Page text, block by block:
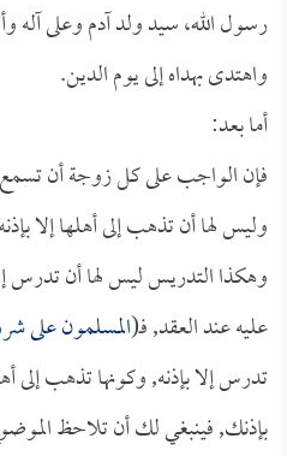
رسول الله، سيد ولد آدم وعلى
واهتدى بهداه إلى يوم الدين.
أما بعد:
فإن الواجب على كل زوجة أن
وليس لها أن تذهب إلى أهلها إلا
وهكذا التدريس ليس لها أن تدرس
عليه عند العقد, فـ(المسلمون على
تدرس إلا بإذنه, وكونها تذهب إلى
بإذنك, فينبغي لك أن تلاحظ